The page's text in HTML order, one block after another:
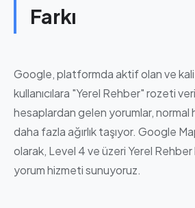
Farkı
Google, platformda aktif olan ve
kullanıcılara "Yerel Rehber" rozeti
hesaplardan gelen yorumlar,
daha fazla ağırlık taşıyor. Google
olarak, Level 4 ve üzeri Yerel Rehber
yorum hizmeti sunuyoruz.